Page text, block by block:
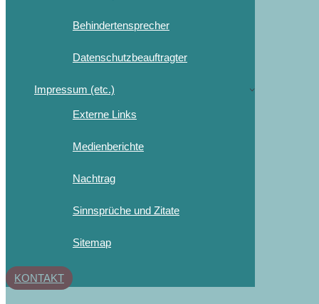
Behindertensprecher
Datenschutzbeauftragter
Impressum (etc.)
Externe Links
Medienberichte
Nachtrag
Sinnsprüche und Zitate
Sitemap
KONTAKT